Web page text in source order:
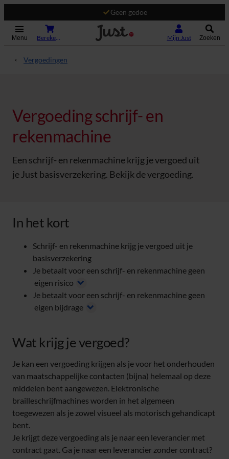
Geen gedoe
Menu Mijn Just Zoeken
Vergoedingen
Vergoeding schrijf- en
rekenmachine
Een schrijf- en rekenmachine krijg je vergoed uit
je Just basisverzekering. Bekijk de vergoeding.
In het kort
Schrijf- en rekenmachine krijg je vergoed uit je
basisverzekering
Je betaalt voor een schrijf- en rekenmachine geen
eigen risico
Je betaalt voor een schrijf- en rekenmachine geen
eigen bijdrage
Wat krijg je vergoed?
Je kan een vergoeding krijgen als je voor het onderhouden
van maatschappelijke contacten (bijna) helemaal op deze
middelen bent aangewezen. Elektronische
brailleschrijfmachines worden in het algemeen
toegewezen als je zowel visueel als motorisch gehandicapt
bent.
Je krijgt deze vergoeding als je naar een leverancier met
contract gaat. Ga je naar een leverancier zonder contract?